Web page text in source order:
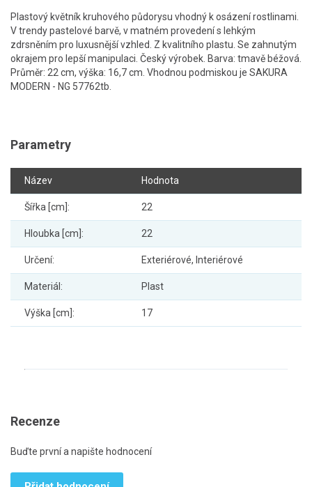
Plastový květník kruhového půdorysu vhodný k osázení rostlinami.
V trendy pastelové barvě, v matném provedení s lehkým
zdrsněním pro luxusnější vzhled. Z kvalitního plastu. Se zahnutým
okrajem pro lepší manipulaci. Český výrobek. Barva: tmavě béžová.
Průměr: 22 cm, výška: 16,7 cm. Vhodnou podmiskou je SAKURA
MODERN - NG 57762tb.
Parametry
Název Hodnota
Šířka [cm]: 22
Hloubka [cm]: 22
Určení: Exteriérové, Interiérové
Materiál: Plast
Výška [cm]: 17
Recenze
Buďte první a napište hodnocení